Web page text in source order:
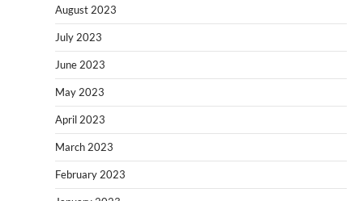
August 2023
July 2023
June 2023
May 2023
April 2023
March 2023
February 2023